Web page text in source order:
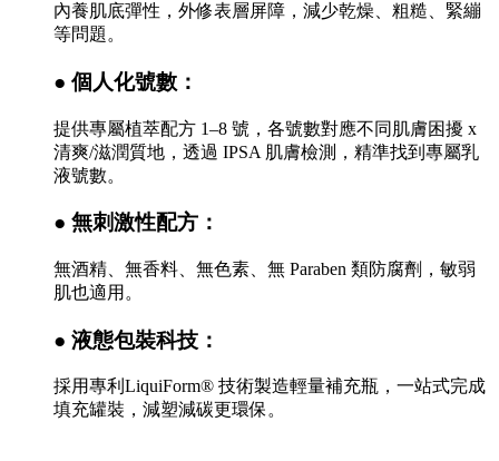
內養肌底彈性，外修表層屏障，減少乾燥、粗糙、緊繃
等問題。
● 個人化號數：
提供專屬植萃配方 1–8 號，各號數對應不同肌膚困擾 x
清爽/滋潤質地，透過 IPSA 肌膚檢測，精準找到專屬乳
液號數。
● 無刺激性配方：
無酒精、無香料、無色素、無 Paraben 類防腐劑，敏弱
肌也適用。
● 液態包裝科技：
採用專利LiquiForm® 技術製造輕量補充瓶，一站式完成
填充罐裝，減塑減碳更環保。